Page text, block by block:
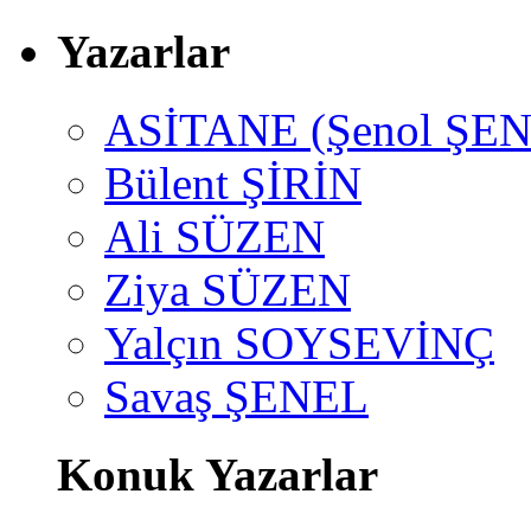
Yazarlar
ASİTANE (Şenol
Bülent ŞİRİN
Ali SÜZEN
Ziya SÜZEN
Yalçın SOYSEVİNÇ
Savaş ŞENEL
Konuk Yazarlar